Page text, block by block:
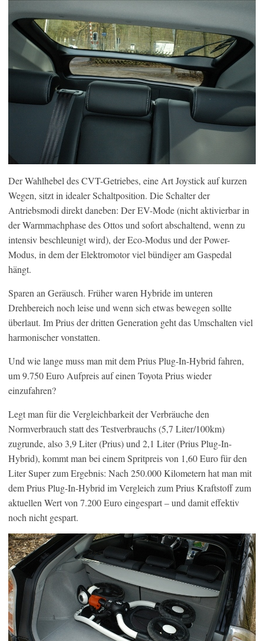
Der Wahlhebel des CVT-Getriebes, eine Art Joystick auf kurzen
Wegen, sitzt in idealer Schaltposition. Die Schalter der
Antriebsmodi direkt daneben: Der EV-Mode (nicht aktivierbar in
der Warmmachphase des Ottos und sofort abschaltend, wenn zu
intensiv beschleunigt wird), der Eco-Modus und der Power-
Modus, in dem der Elektromotor viel bündiger am Gaspedal
hängt.
Sparen an Geräusch. Früher waren Hybride im unteren
Drehbereich noch leise und wenn sich etwas bewegen sollte
überlaut. Im Prius der dritten Generation geht das Umschalten viel
harmonischer vonstatten.
Und wie lange muss man mit dem Prius Plug-In-Hybrid fahren,
um 9.750 Euro Aufpreis auf einen Toyota Prius wieder
einzufahren?
Legt man für die Vergleichbarkeit der Verbräuche den
Normverbrauch statt des Testverbrauchs (5,7 Liter/100km)
zugrunde, also 3,9 Liter (Prius) und 2,1 Liter (Prius Plug-In-
Hybrid), kommt man bei einem Spritpreis von 1,60 Euro für den
Liter Super zum Ergebnis: Nach 250.000 Kilometern hat man mit
dem Prius Plug-In-Hybrid im Vergleich zum Prius Kraftstoff zum
aktuellen Wert von 7.200 Euro eingespart – und damit effektiv
noch nicht gespart.